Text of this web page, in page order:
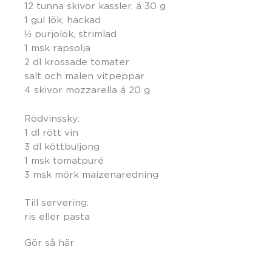
12 tunna skivor kassler, á 30 g
1 gul lök, hackad
½ purjolök, strimlad
1 msk rapsolja
2 dl krossade tomater
salt och malen vitpeppar
4 skivor mozzarella á 20 g
Rödvinssky:
1 dl rött vin
3 dl köttbuljong
1 msk tomatpuré
3 msk mörk maizenaredning
Till servering:
ris eller pasta
Gör så här